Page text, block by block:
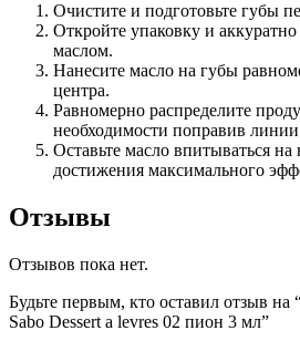
Очистите и подготовьте губы
Откройте упаковку и
маслом.
Нанесите масло на губы
центра.
Равномерно распределите
необходимости поправив
Оставьте масло впитываться на
достижения максимального
Отзывы
Отзывов пока нет.
Будьте первым, кто оставил отзыв
Sabo Dessert a levres 02 пион 3 мл”